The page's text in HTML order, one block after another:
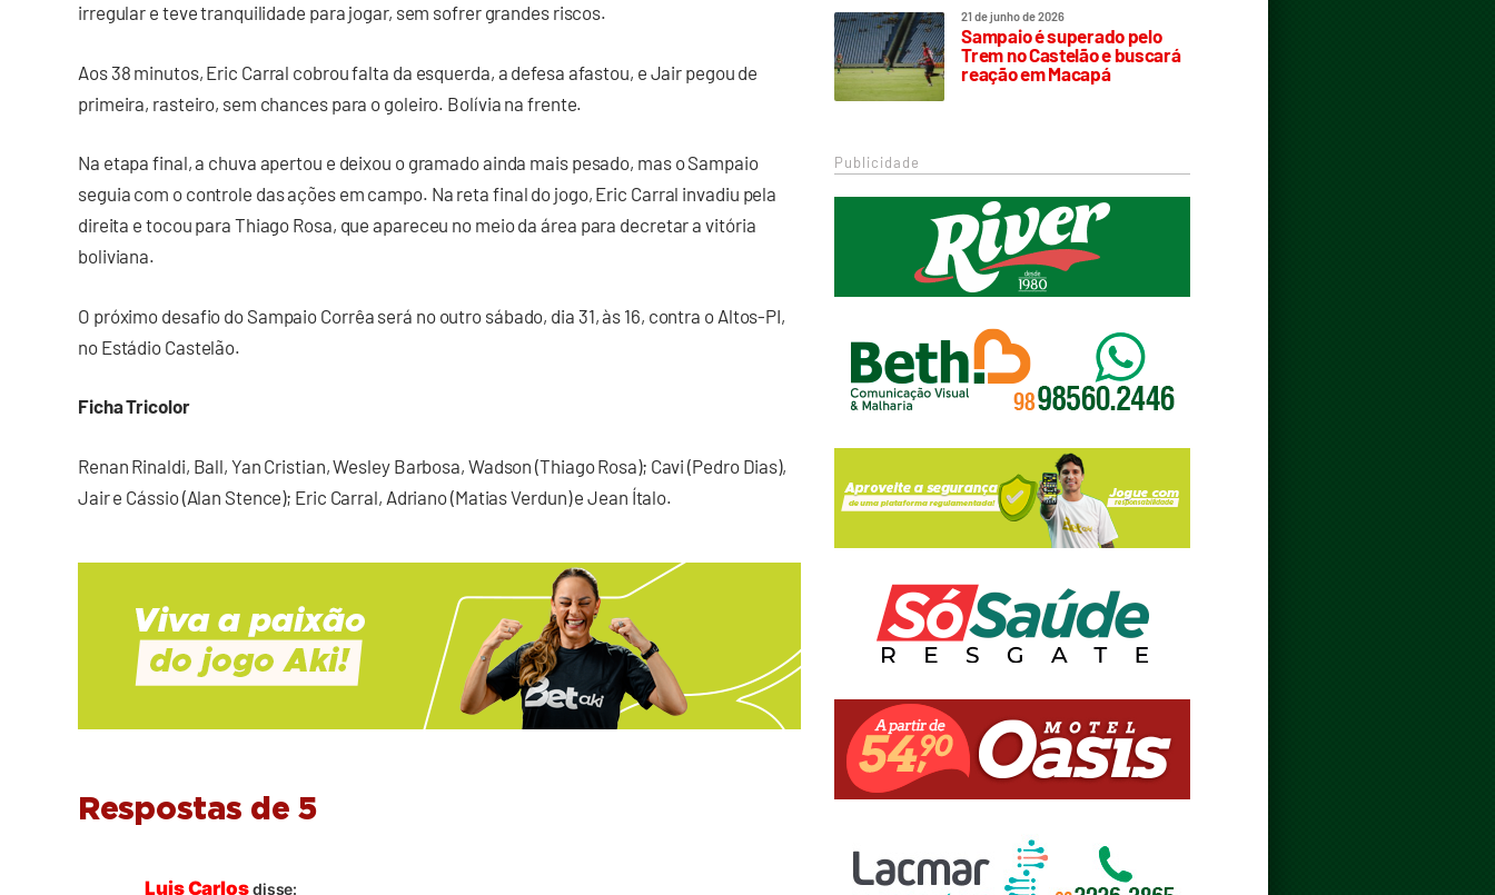
irregular e teve tranquilidade para jogar, sem sofrer grandes riscos.
Aos 38 minutos, Eric Carral cobrou falta da esquerda, a defesa afastou, e Jair pegou de
primeira, rasteiro, sem chances para o goleiro. Bolívia na frente.
Na etapa final, a chuva apertou e deixou o gramado ainda mais pesado, mas o Sampaio
seguia com o controle das ações em campo. Na reta final do jogo, Eric Carral invadiu pela
direita e tocou para Thiago Rosa, que apareceu no meio da área para decretar a vitória
boliviana.
O próximo desafio do Sampaio Corrêa será no outro sábado, dia 31, às 16, contra o Altos-PI,
no Estádio Castelão.
Ficha Tricolor
Renan Rinaldi, Ball, Yan Cristian, Wesley Barbosa, Wadson (Thiago Rosa); Cavi (Pedro Dias),
Jair e Cássio (Alan Stence); Eric Carral, Adriano (Matias Verdun) e Jean Ítalo.
Respostas de 5
Luis Carlosdisse:
21 de junho de 2026
Sampaio é superado pelo
Trem no Castelão e buscará
reação em Macapá
Publicidade